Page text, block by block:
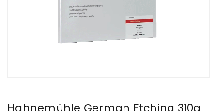
Hahnemühle German Etching 310g